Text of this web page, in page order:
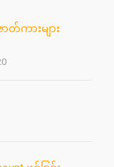
တ်ကားများ